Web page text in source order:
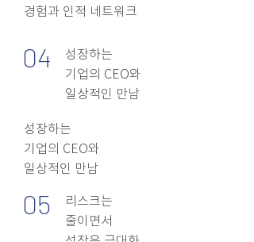
​경험과 인적 네트워크
04
성장하는
​기업의 CEO와
​​일상적인 만남
성장하는
기업의 CEO와
​일상적인 만남
05
리스크는
줄이면서